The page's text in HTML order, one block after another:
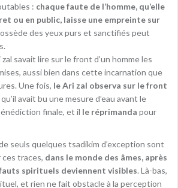
: chaque faute de l’homme, qu’elle
ou en public, laisse une empreinte sur
des yeux purs et sanctifiés peut
savait lire sur le front d’un homme les
aussi bien dans cette incarnation que
Une fois, le Ari zal observa sur le front
qu’il avait bu une mesure d’eau avant le
finale, et il le réprimanda pour
seuls quelques tsadikim d’exception sont
ces traces, dans le monde des âmes, après
spirituels deviennent visibles. Là-bas,
et rien ne fait obstacle à la perception